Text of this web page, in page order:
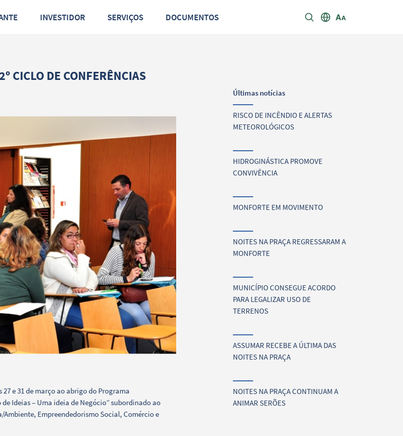
INVESTIDOR SERVIÇOS DOCUMENTOS
CICLO DE CONFERÊNCIAS
e 31 de março ao abrigo do Programa
Ideias – Uma ideia de Negócio” subordinado ao
Empreendedorismo Social, Comércio e
Últimas notícias
RISCO DE INCÊNDIO E ALERTAS
METEOROLÓGICOS
HIDROGINÁSTICA PROMOVE
CONVIVÊNCIA
MONFORTE EM MOVIMENTO
NOITES NA PRAÇA REGRESSARAM A
MONFORTE
MUNICÍPIO CONSEGUE ACORDO
PARA LEGALIZAR USO DE
TERRENOS
ASSUMAR RECEBE A ÚLTIMA DAS
NOITES NA PRAÇA
NOITES NA PRAÇA CONTINUAM A
ANIMAR SERÕES